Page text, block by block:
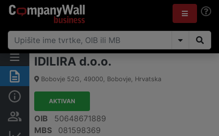
Sažetak
Osobe i vlasništvo
IDILIRA d.o.o.
Bobovje 52G, 49000, Bobovje, Hrvatska
AKTIVAN
OIB
50648671889
MBS
081598369